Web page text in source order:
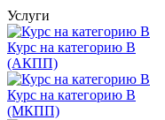
Услуги
Курс на категорию В
(АКПП)
Курс на категорию В
(МКПП)